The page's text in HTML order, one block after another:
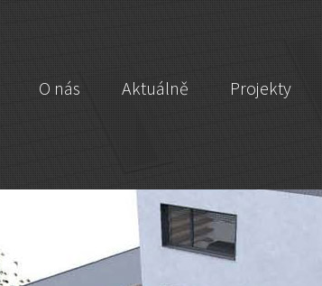
O nás Aktuálně Projekty